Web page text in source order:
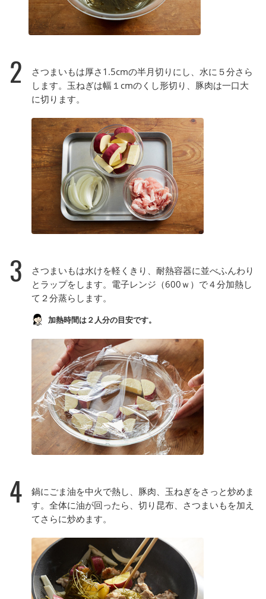
2
さつまいもは厚さ1.5cmの半月切りにし、水に５分さら
します。玉ねぎは幅１cmのくし形切り、豚肉は一口大
に切ります。
3
さつまいもは水けを軽くきり、耐熱容器に並べふんわり
とラップをします。電子レンジ（600ｗ）で４分加熱し
て２分蒸らします。
加熱時間は２人分の目安です。
4
鍋にごま油を中火で熱し、豚肉、玉ねぎをさっと炒めま
す。全体に油が回ったら、切り昆布、さつまいもを加え
てさらに炒めます。